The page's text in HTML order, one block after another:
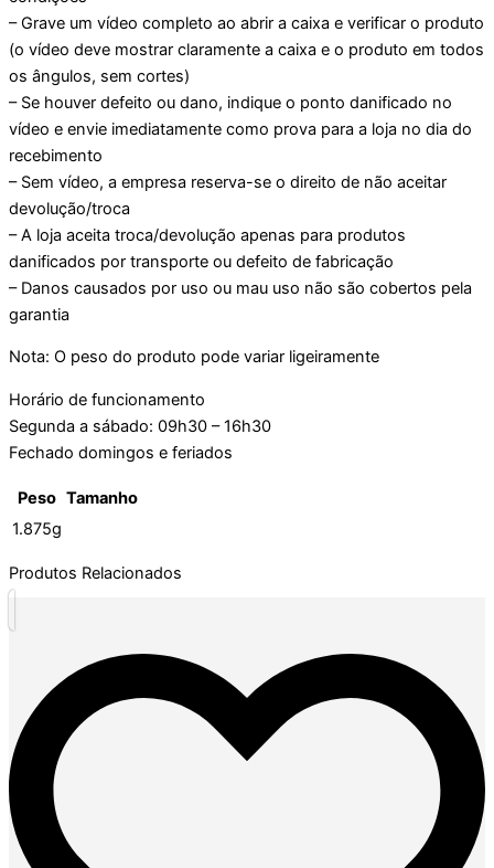
– Grave um vídeo completo ao abrir a caixa e verificar o produto
(o vídeo deve mostrar claramente a caixa e o produto em todos
os ângulos, sem cortes)
– Se houver defeito ou dano, indique o ponto danificado no
vídeo e envie imediatamente como prova para a loja no dia do
recebimento
– Sem vídeo, a empresa reserva-se o direito de não aceitar
devolução/troca
– A loja aceita troca/devolução apenas para produtos
danificados por transporte ou defeito de fabricação
– Danos causados por uso ou mau uso não são cobertos pela
garantia
Nota: O peso do produto pode variar ligeiramente
Horário de funcionamento
Segunda a sábado: 09h30 – 16h30
Fechado domingos e feriados
Peso Tamanho
1.875g
Produtos Relacionados